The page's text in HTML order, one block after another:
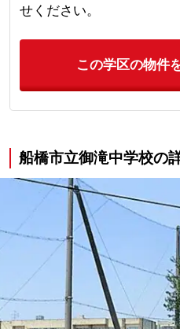
せください。
この学区の物件
船橋市立御滝中学校の